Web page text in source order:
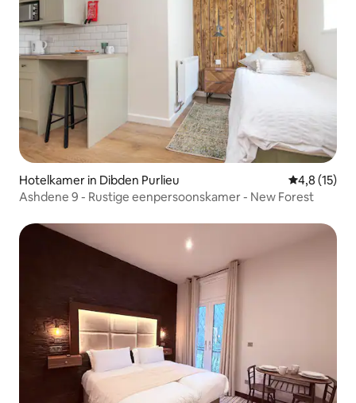
Hotelkamer in Dibden Purlieu
4,8 (15)
Ashdene 9 - Rustige eenpersoonskamer - New Forest